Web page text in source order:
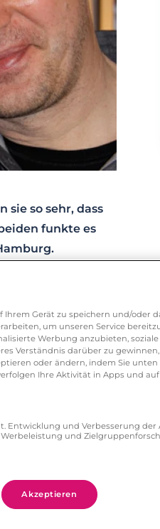
sie so sehr, dass
funkte es
Tom im Oktober
einmal
was mich
ich alle
ließ.
da er in Wannsee
im November
unser erstes
nach
Gerät zu speichern und/oder
um unseren Service
Werbung anzubieten,
Verständnis darüber zu
oder ändern, indem Sie unten
Ihre Aktivität in Apps und
Entwicklung und Verbesserung der
und
Akzeptieren